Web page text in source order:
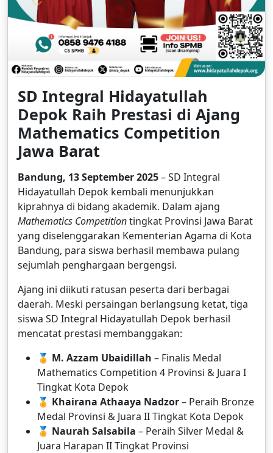
SD Integral Hidayatullah
Depok Raih Prestasi di Ajang
Mathematics Competition
Jawa Barat
Bandung, 13 September 2025– SD Integral
Hidayatullah Depok kembali menunjukkan
kiprahnya di bidang akademik. Dalam ajang
Mathematics Competitiontingkat Provinsi Jawa Barat
yang diselenggarakan Kementerian Agama di Kota
Bandung, para siswa berhasil membawa pulang
sejumlah penghargaan bergengsi.
Ajang ini diikuti ratusan peserta dari berbagai
daerah. Meski persaingan berlangsung ketat, tiga
siswa SD Integral Hidayatullah Depok berhasil
mencatat prestasi membanggakan:
🏅 M. Azzam Ubaidillah – Finalis Medal
Mathematics Competition 4 Provinsi & Juara I
Tingkat Kota Depok
🏅 Khairana Athaaya Nadzor– Peraih Bronze
Medal Provinsi & Juara II Tingkat Kota Depok
🏅 Naurah Salsabila – Peraih Silver Medal &
Juara Harapan II Tingkat Provinsi